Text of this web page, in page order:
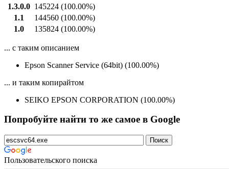
1.3.0.0 145224 (100.00%)
1.1
144560 (100.00%)
1.0
135824 (100.00%)
... с таким описанием
Epson Scanner Service (64bit) (100.00%)
... и таким копирайтом
SEIKO EPSON CORPORATION (100.00%)
Попробуйте найти то же самое в Google
Пользовательского поиска